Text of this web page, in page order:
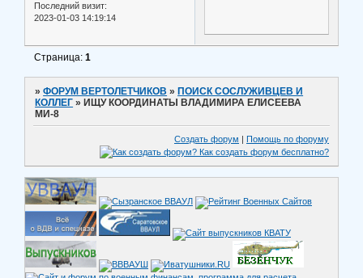
Последний визит:
2023-01-03 14:19:14
Страница:1
»ФОРУМ ВЕРТОЛЕТЧИКОВ »ПОИСК СОСЛУЖИВЦЕВ И
КОЛЛЕГ »ИЩУ КООРДИНАТЫ ВЛАДИМИРА ЕЛИСЕЕВА
МИ-8
Создать форум | Помощь по форуму